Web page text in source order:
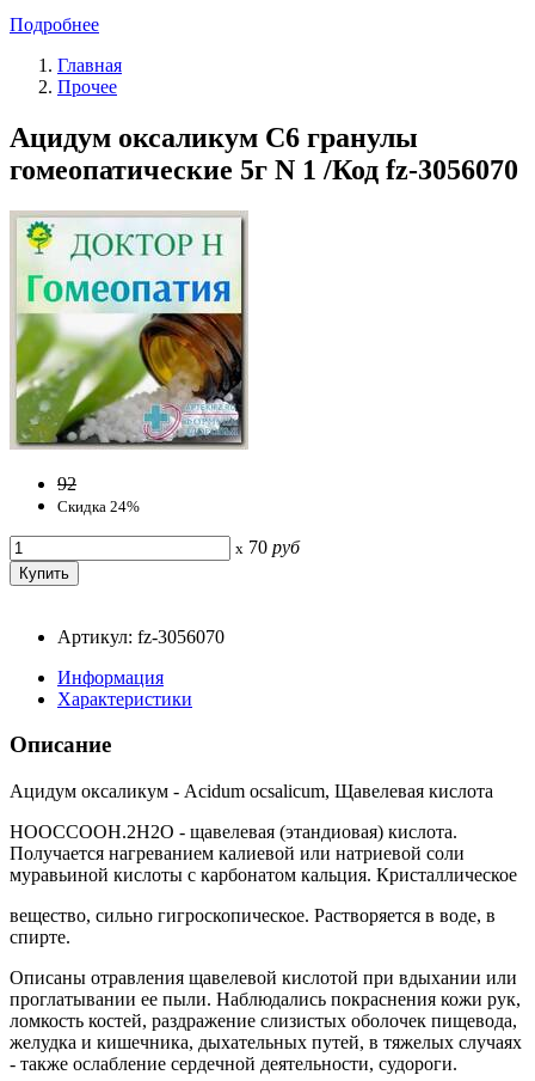
Подробнее
Главная
Прочее
Ацидум оксаликум С6 гранулы
гомеопатические 5г N 1 /Код fz-3056070
92
Скидка 24%
x 70 руб
Артикул: fz-3056070
Информация
Характеристики
Описание
Ацидум оксаликум - Асidum ocsalicum, Щавелевая кислота
НООССООН.2Н2О - щавелевая (этандиовая) кислота.
Получается нагреванием калиевой или натриевой соли
муравьиной кислоты с карбонатом кальция. Кристаллическое
вещество, сильно гигроскопическое. Растворяется в воде, в
спирте.
Описаны отравления щавелевой кислотой при вдыхании или
проглатывании ее пыли. Наблюдались покраснения кожи рук,
ломкость костей, раздражение слизистых оболочек пищевода,
желудка и кишечника, дыхательных путей, в тяжелых случаях
- также ослабление сердечной деятельности, судороги.